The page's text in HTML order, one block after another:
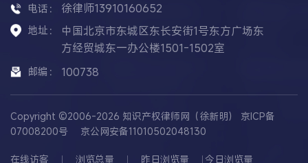
电话： 徐律师13910160652
地址：
中国北京市东城区东长安街1号东方广场东
方经贸城东一办公楼1501-1502室
邮编： 100738
Copyright ©2006-2026 知识产权律师网（徐新明） 京ICP备
07008200号
京公网安备11010502048130
在线访客 浏览总量 昨日浏览量 今日浏览量